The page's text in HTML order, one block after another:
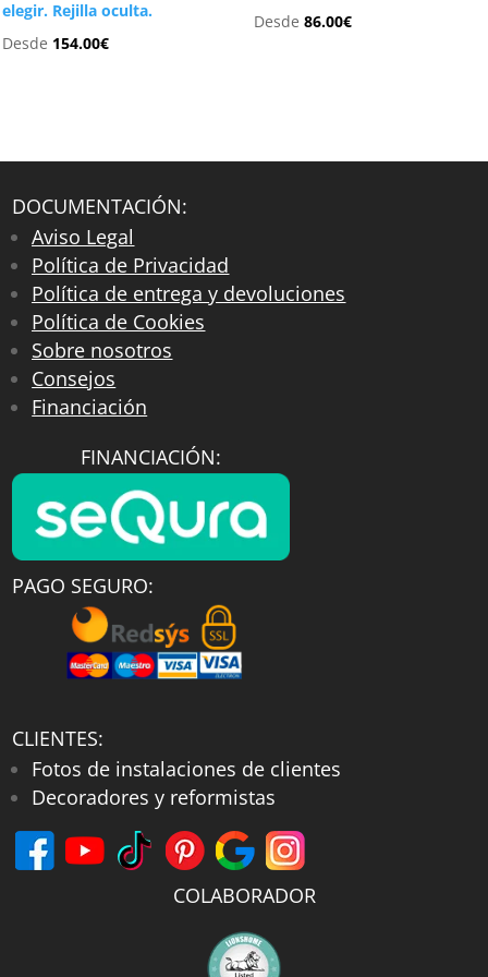
elegir. Rejilla oculta.
Desde 154.00€
Desde 86.00€
DOCUMENTACIÓN:
Aviso Legal
Política de Privacidad
Política de entrega y devoluciones
Política de Cookies
Sobre nosotros
Consejos
Financiación
FINANCIACIÓN:
PAGO SEGURO:
CLIENTES:
Fotos de instalaciones de clientes
Decoradores y reformistas
COLABORADOR